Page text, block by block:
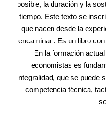
posible, la duración y la
tiempo. Este texto se
que nacen desde la
encaminan. Es un libro
En la formación
economistas es
integralidad, que se puede
competencia técnica,